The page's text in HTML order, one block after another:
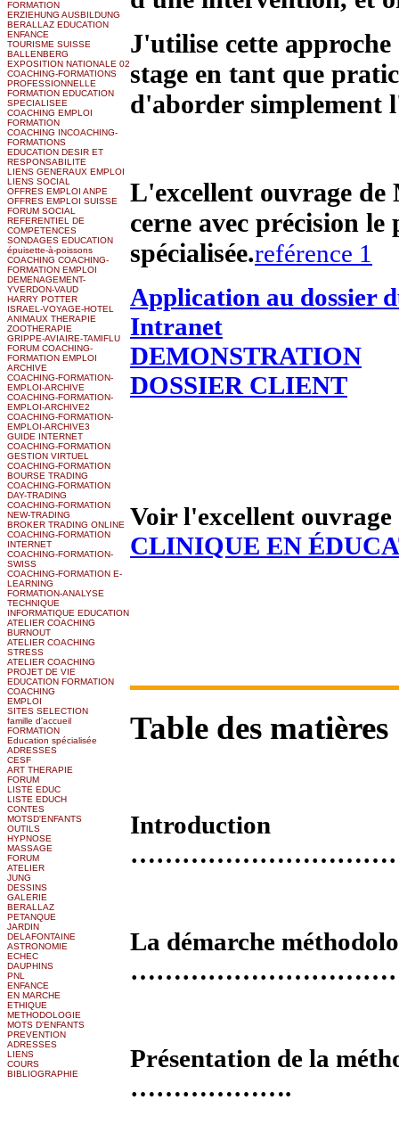
FORMATION
ERZIEHUNG AUSBILDUNG
BERALLAZ EDUCATION
ENFANCE
TOURISME SUISSE
BALLENBERG
EXPOSITION NATIONALE 02
COACHING-FORMATIONS
PROFESSIONNELLE
FORMATION EDUCATION
SPECIALISEE
COACHING EMPLOI
FORMATION
COACHING INCOACHING-
FORMATIONS
EDUCATION DESIR ET
RESPONSABILITE
LIENS GENERAUX EMPLOI
LIENS SOCIAL
OFFRES EMPLOI ANPE
OFFRES EMPLOI SUISSE
FORUM SOCIAL
REFERENTIEL DE
COMPETENCES
SONDAGES EDUCATION
épuisette-à-poissons
COACHING COACHING-
FORMATION EMPLOI
DEMENAGEMENT-
YVERDON-VAUD
HARRY POTTER
ISRAEL-VOYAGE-HOTEL
ANIMAUX THERAPIE
ZOOTHERAPIE
GRIPPE-AVIAIRE-TAMIFLU
FORUM COACHING-
FORMATION EMPLOI
ARCHIVE
COACHING-FORMATION-
EMPLOI-ARCHIVE
COACHING-FORMATION-
EMPLOI-ARCHIVE2
COACHING-FORMATION-
EMPLOI-ARCHIVE3
GUIDE INTERNET
COACHING-FORMATION
GESTION VIRTUEL
COACHING-FORMATION
BOURSE TRADING
COACHING-FORMATION
DAY-TRADING
COACHING-FORMATION
NEW-TRADING
BROKER TRADING ONLINE
COACHING-FORMATION
INTERNET
COACHING-FORMATION-
SWISS
COACHING-FORMATION E-
LEARNING
FORMATION-ANALYSE
TECHNIQUE
INFORMATIQUE EDUCATION
ATELIER COACHING
BURNOUT
ATELIER COACHING
STRESS
ATELIER COACHING
PROJET DE VIE
EDUCATION FORMATION
COACHING
EMPLOI
SITES SELECTION
famille d'accueil
FORMATION
Education spécialisée
ADRESSES
CESF
ART THERAPIE
FORUM
LISTE EDUC
LISTE EDUCH
CONTES
MOTSD'ENFANTS
OUTILS
HYPNOSE
MASSAGE
FORUM
ATELIER
JUNG
DESSINS
GALERIE
BERALLAZ
PETANQUE
JARDIN
DELAFONTAINE
ASTRONOMIE
ECHEC
DAUPHINS
PNL
ENFANCE
EN MARCHE
ETHIQUE
METHODOLOGIE
MOTS D'ENFANTS
PREVENTION
ADRESSES
LIENS
COURS
BIBLIOGRAPHIE
J'utilise cette approche
stage en tant que
d'aborder simplement
L'excellent ouvrage
cerne avec précision le
spécialisée.reférence 1
Application au dossier
Intranet
DEMONSTRATION
DOSSIER CLIENT
Voir l'excellent
CLINIQUE EN
Table des matières
Introduction
La démarche
Présentation de la
……………….